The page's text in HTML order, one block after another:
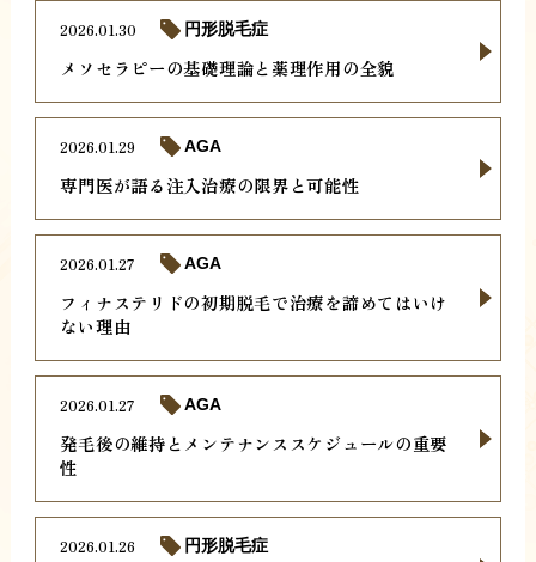
メソセラピーの基礎理論と薬理作用の全貌
2026.01.30 円形脱毛症
専門医が語る注入治療の限界と可能性
2026.01.29 AGA
フィナステリドの初期脱毛で治療を諦めてはいけ
ない理由
2026.01.27 AGA
発毛後の維持とメンテナンススケジュールの重要
性
2026.01.27 AGA
2026.01.26 円形脱毛症